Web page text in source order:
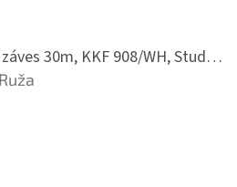
LED svetelný záves 30m, KKF 908/WH, Studená biela
je 5 z 5 hviezdičiek.